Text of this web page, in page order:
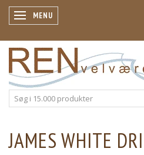
SKIFTE NAVIGATION
MENU
JAMES WHITE